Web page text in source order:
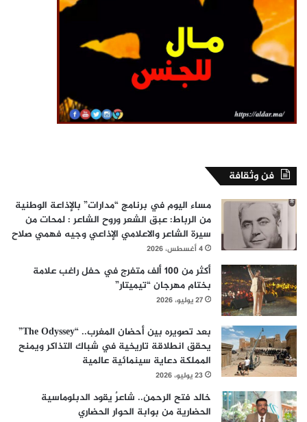
فن وثقافة
مساء اليوم في برنامج “مدارات” بالإذاعة الوطنية
من الرباط: عبق الشعر وروح الشاعر : لمحات من
سيرة الشاعر والاعلامي الإذاعي وجيه فهمي صلاح
4 أغسطس، 2026
أكثر من 100 ألف متفرج في حفل راغب علامة
بختام مهرجان “تيميتار”
27 يوليو، 2026
بعد تصويره بين أحضان المغرب.. “The Odyssey”
يحقق انطلاقة تاريخية في شباك التذاكر ويمنح
المملكة دعاية سينمائية عالمية
23 يوليو، 2026
خالد فتح الرحمن.. شاعرٌ يقود الدبلوماسية
الحضارية من بوابة الحوار الحضاري